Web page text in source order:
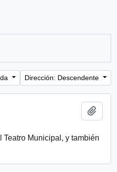
Dirección: Descendente
Municipal, y también